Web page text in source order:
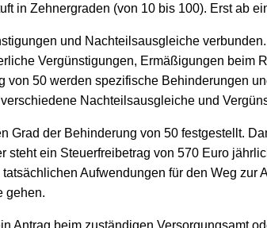
in Zehnergraden (von 10 bis 100). Erst ab
und Nachteilsausgleiche
Vergünstigungen, Ermäßigungen
von 50 werden spezifische Behinderungen
Nachteilsausgleiche und
Grad der Behinderung von 50 festgestellt.
ein Steuerfreibetrag von 570 Euro
Aufwendungen für den Weg
gehen.
Antrag beim zuständigen Versorgungsamt